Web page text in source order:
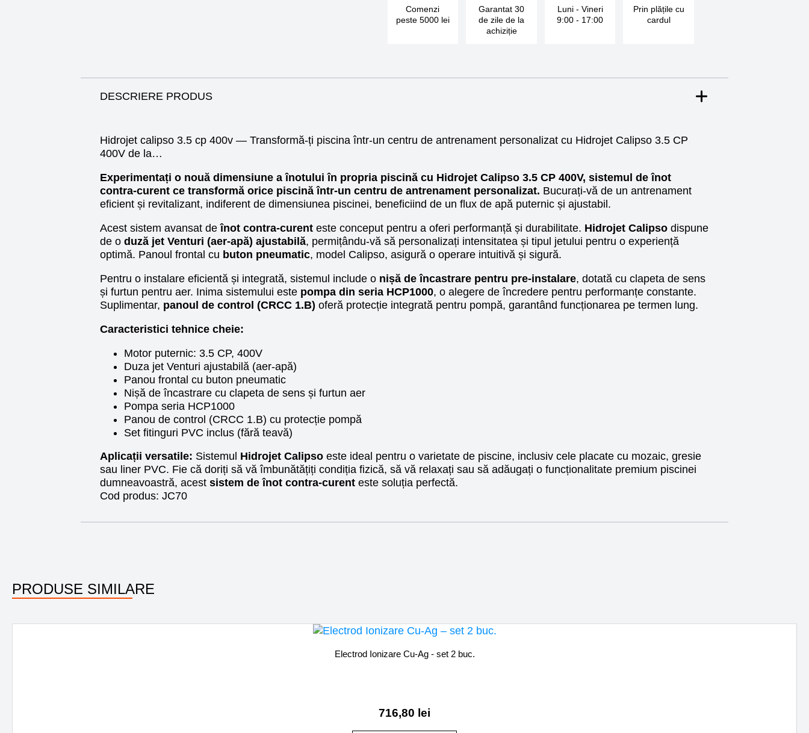
Comenzi
peste 5000 lei
Garantat 30
de zile de la
achiziție
Luni - Vineri
9:00 - 17:00
Prin plățile cu
cardul
DESCRIERE PRODUS
Hidrojet calipso 3.5 cp 400v — Transformă-ți piscina într-un centru de antrenament personalizat cu Hidrojet Calipso 3.5 CP
400V de la…
Experimentați o nouă dimensiune a înotului în propria piscină cu Hidrojet Calipso 3.5 CP 400V, sistemul de înot
contra-curent ce transformă orice piscină într-un centru de antrenament personalizat. Bucurați-vă de un antrenament
eficient și revitalizant, indiferent de dimensiunea piscinei, beneficiind de un flux de apă puternic și ajustabil.
Acest sistem avansat deînot contra-curent este conceput pentru a oferi performanță și durabilitate. Hidrojet Calipso dispune
de oduză jet Venturi (aer-apă) ajustabilă, permițându-vă să personalizați intensitatea și tipul jetului pentru o experiență
optimă. Panoul frontal cu buton pneumatic, model Calipso, asigură o operare intuitivă și sigură.
Pentru o instalare eficientă și integrată, sistemul include o nișă de încastrare pentru pre-instalare, dotată cu clapeta de sens
și furtun pentru aer. Inima sistemului este pompa din seria HCP1000, o alegere de încredere pentru performanțe constante.
Suplimentar, panoul de control (CRCC 1.B) oferă protecție integrată pentru pompă, garantând funcționarea pe termen lung.
Caracteristici tehnice cheie:
Motor puternic: 3.5 CP, 400V
Duza jet Venturi ajustabilă (aer-apă)
Panou frontal cu buton pneumatic
Nișă de încastrare cu clapeta de sens și furtun aer
Pompa seria HCP1000
Panou de control (CRCC 1.B) cu protecție pompă
Set fitinguri PVC inclus (fără teavă)
Aplicații versatile: Sistemul Hidrojet Calipso este ideal pentru o varietate de piscine, inclusiv cele placate cu mozaic, gresie
sau liner PVC. Fie că doriți să vă îmbunătățiți condiția fizică, să vă relaxați sau să adăugați o funcționalitate premium piscinei
dumneavoastră, acestsistem de înot contra-curent este soluția perfectă.
Cod produs: JC70
PRODUSE SIMILARE
Electrod Ionizare Cu-Ag - set 2 buc.
716,80 lei